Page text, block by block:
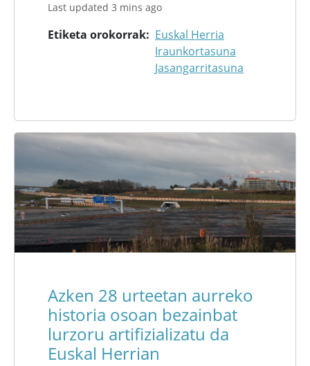
Last updated 3 mins ago
Etiketa orokorrak
Euskal Herria
Iraunkortasuna
Jasangarritasuna
Azken 28 urteetan aurreko
historia osoan bezainbat
lurzoru artifizializatu da
Euskal Herrian